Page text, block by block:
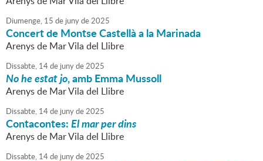
Diumenge, 15 de junyde2025
Concert de Montse Castellà a la Marinada
Arenys de Mar Vila del Llibre
Dissabte, 14de junyde2025
No he estat jo, amb Emma Mussoll
Arenys de Mar Vila del Llibre
Dissabte, 14de junyde2025
Contacontes:El mar per dins
Arenys de Mar Vila del Llibre
Dissabte, 14de junyde2025